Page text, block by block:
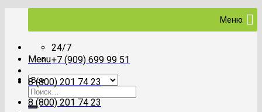
Menu
Искать:
Меню
24/7
+7 (909) 699 99 51
8 (800) 201 74 23
8 (800) 201 74 23